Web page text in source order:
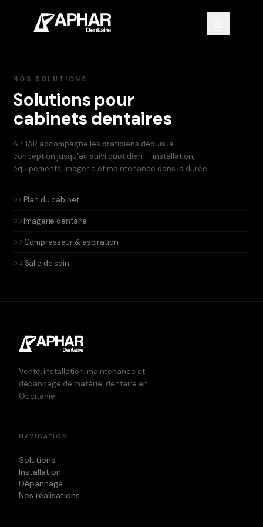
NOS SOLUTIONS
Solutions pour
cabinets dentaires
APHAR accompagne les praticiens depuis la
conception jusqu'au suivi quotidien — installation,
équipements, imagerie et maintenance dans la durée.
01 Plan du cabinet
03 Imagerie dentaire
02 Compresseur & aspiration
04 Salle de soin
Vente, installation, maintenance et
dépannage de matériel dentaire en
Occitanie.
NAVIGATION
Solutions
Installation
Dépannage
Nos réalisations